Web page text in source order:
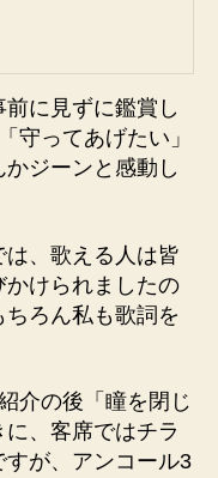
に見ずに鑑賞し
守ってあげたい」
ジーンと感動し
は、歌える人は皆
かけられましたの
ろん私も歌詞を
介の後「瞳を閉じ
、客席ではチラ
が、アンコール3